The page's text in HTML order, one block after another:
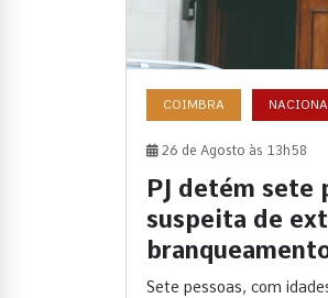
COIMBRA
26 de Agosto às 13h58
PJ detém sete
suspeita de
Sete pessoas, com